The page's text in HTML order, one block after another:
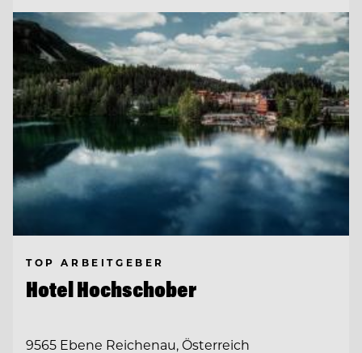
TOP ARBEITGEBER
Hotel Hochschober
9565 Ebene Reichenau, Österreich